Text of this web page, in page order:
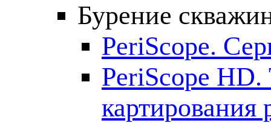
Бурение
PeriScope.
PeriScope HD.
картирования